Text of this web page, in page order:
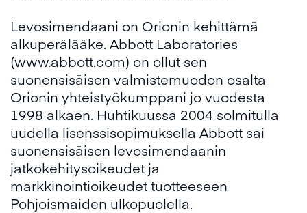
Levosimendaani on Orionin kehittämä
alkuperälääke. Abbott Laboratories
(www.abbott.com) on ollut sen
suonensisäisen valmistemuodon osalta
Orionin yhteistyökumppani jo vuodesta
1998 alkaen. Huhtikuussa 2004 solmitulla
uudella lisenssisopimuksella Abbott sai
suonensisäisen levosimendaanin
jatkokehitysoikeudet ja
markkinointioikeudet tuotteeseen
Pohjoismaiden ulkopuolella.